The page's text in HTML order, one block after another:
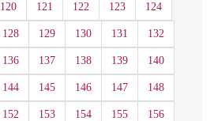
120 121 122 123 124
128 129 130 131 132
136 137 138 139 140
144 145 146 147 148
152 153 154 155 156